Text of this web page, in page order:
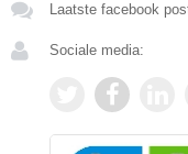
Laatste facebook
Sociale media: